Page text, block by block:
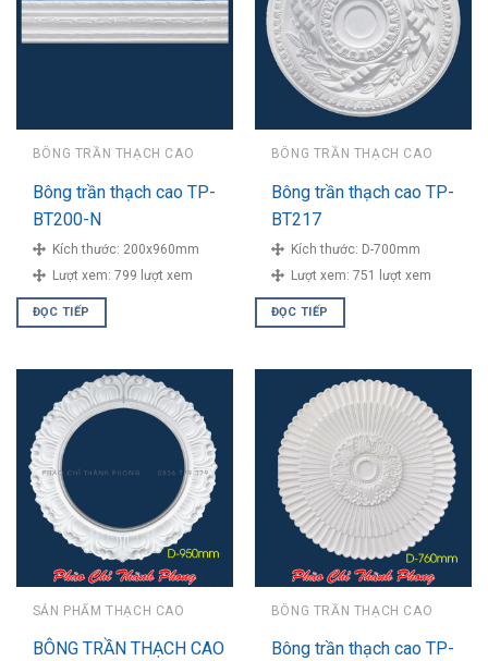
BÔNG TRẦN THẠCH CAO
Bông trần thạch cao TP-
BT200-N
Kích thước: 200x960mm
Lượt xem: 799 lượt xem
ĐỌC TIẾP
BÔNG TRẦN THẠCH CAO
Bông trần thạch cao TP-
BT217
Kích thước: D-700mm
Lượt xem: 751 lượt xem
ĐỌC TIẾP
SẢN PHẨM THẠCH CAO
BÔNG TRẦN THẠCH CAO
BÔNG TRẦN THẠCH CAO
Bông trần thạch cao TP-